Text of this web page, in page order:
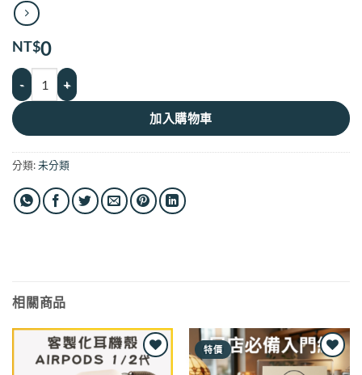
NT$0
價目表 數量
加入購物車
分類:未分類
相關商品
Add to
特價
Add to